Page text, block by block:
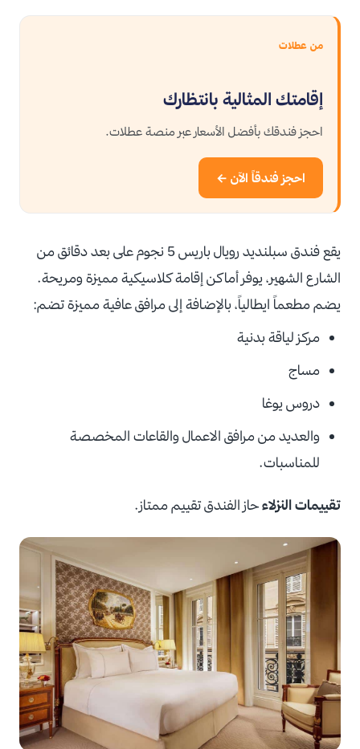
من عطلات
إقامتك المثالية بانتظارك
احجز فندقك بأفضل الأسعار عبر منصة عطلات.
احجز فندقاً الآن ←
يقع فندق سبلنديد رويال باريس 5 نجوم على بعد دقائق من
الشارع الشهير، يوفر أماكن إقامة كلاسيكية مميزة ومريحة.
يضم مطعماً ايطالياً، بالإضافة إلى مرافق عافية مميزة تضم:
مركز لياقة بدنية
مساج
دروس يوغا
والعديد من مرافق الاعمال والقاعات المخصصة
للمناسبات.
تقييمات النزلاءحاز الفندق تقييم ممتاز.